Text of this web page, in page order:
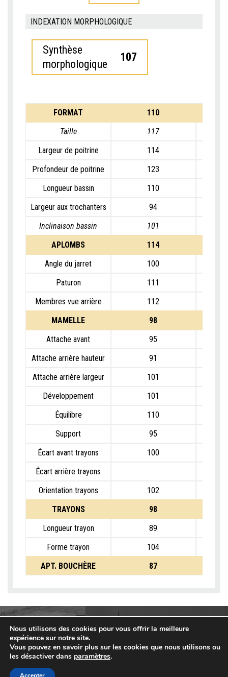
INDEXATION MORPHOLOGIQUE
Synthèse
morphologique
107
FORMAT
110
Taille
117
Largeur de poitrine
114
Profondeur de poitrine
123
Longueur bassin
110
Largeur aux trochanters
94
Inclinaison bassin
101
APLOMBS
114
Angle du jarret
100
Paturon
111
Membres vue arrière
112
MAMELLE
98
Attache avant
95
Attache arrière hauteur
91
Attache arrière largeur
101
Développement
101
Équilibre
110
Support
95
Écart avant trayons
100
Écart arrière trayons
Orientation trayons
102
TRAYONS
98
Longueur trayon
89
Forme trayon
104
APT. BOUCHÈRE
87
Nous utilisons des cookies pour vous offrir la meilleure
expérience sur notre site.
Vous pouvez en savoir plus sur les cookies que nous utilisons ou
les désactiver dans paramètres.